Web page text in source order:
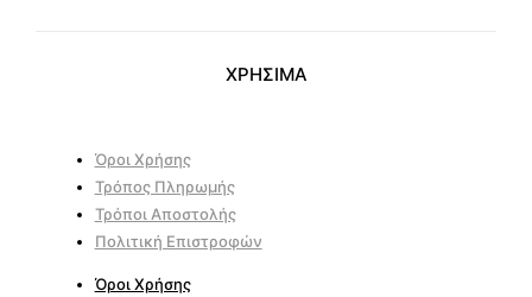
ΧΡΗΣΙΜΑ
Όροι Χρήσης
Τρόπος Πληρωμής
Τρόποι Αποστολής
Πολιτική Επιστροφών
Όροι Χρήσης